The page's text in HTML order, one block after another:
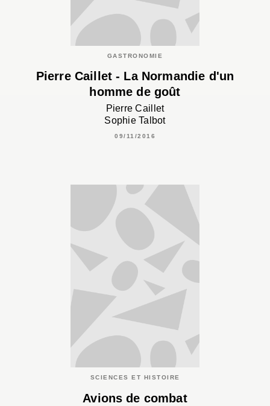
GASTRONOMIE
Pierre Caillet - La Normandie d'un
homme de goût
Pierre Caillet
Sophie Talbot
09/11/2016
SCIENCES ET HISTOIRE
Avions de combat